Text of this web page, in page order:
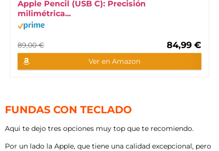
Apple Pencil (USB C): Precisión
milimétrica...
89,00 € 84,99 €
Ver en Amazon
FUNDAS CON TECLADO
Aqui te dejo tres opciones muy top que te recomiendo.
Por un lado la Apple, que tiene una calidad excepcional, pero